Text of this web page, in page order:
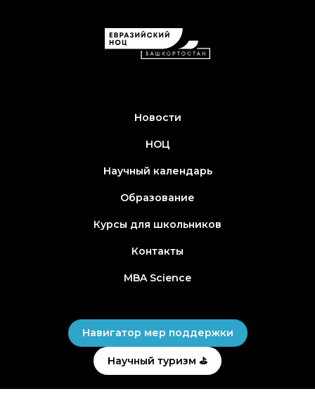
Новости
НОЦ
Научный календарь
Образование
Курсы для школьников
Контакты
MBA Science
Навигатор мер поддержки
Научный туризм ⛳